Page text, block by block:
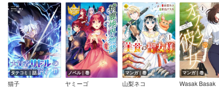
タテコミ｜話
猫子
ノベル｜巻
ヤミーゴ
マンガ｜巻
山梨ネコ
マンガ｜巻
Wasak Basak